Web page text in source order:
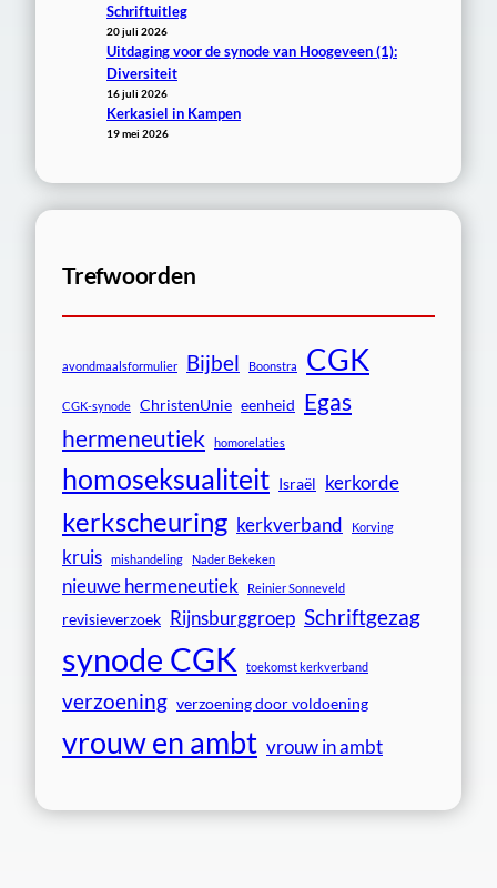
Schriftuitleg
20 juli 2026
Uitdaging voor de synode van Hoogeveen (1):
Diversiteit
16 juli 2026
Kerkasiel in Kampen
19 mei 2026
Trefwoorden
avondmaalsformulier Bijbel Boonstra CGK
CGK-synode ChristenUnie eenheid Egas
hermeneutiek
homorelaties
homoseksualiteit Israël kerkorde
kerkscheuring kerkverband Korving
kruis mishandeling Nader Bekeken
nieuwe hermeneutiek Reinier Sonneveld
revisieverzoek Rijnsburggroep Schriftgezag
synode CGK toekomst kerkverband
verzoening verzoening door voldoening
vrouw en ambt vrouw in ambt